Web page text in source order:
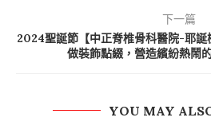
下一篇
2024聖誕節【中正脊椎骨科醫院-耶誕
做裝飾點綴，營造繽紛熱鬧
YOU MAY